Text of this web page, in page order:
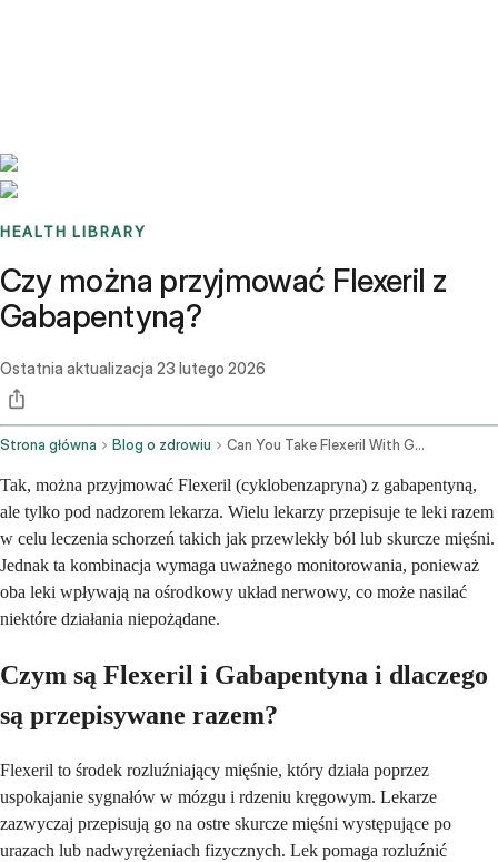
HEALTH LIBRARY
Czy można przyjmować Flexeril z
Gabapentyną?
Ostatnia aktualizacja 23 lutego 2026
Strona główna Blog o zdrowiu Can You Take Flexeril With Gabapentin
Tak, można przyjmować Flexeril (cyklobenzapryna) z gabapentyną,
ale tylko pod nadzorem lekarza. Wielu lekarzy przepisuje te leki razem
w celu leczenia schorzeń takich jak przewlekły ból lub skurcze mięśni.
Jednak ta kombinacja wymaga uważnego monitorowania, ponieważ
oba leki wpływają na ośrodkowy układ nerwowy, co może nasilać
niektóre działania niepożądane.
Czym są Flexeril i Gabapentyna i dlaczego
są przepisywane razem?
Flexeril to środek rozluźniający mięśnie, który działa poprzez
uspokajanie sygnałów w mózgu i rdzeniu kręgowym. Lekarze
zazwyczaj przepisują go na ostre skurcze mięśni występujące po
urazach lub nadwyrężeniach fizycznych. Lek pomaga rozluźnić